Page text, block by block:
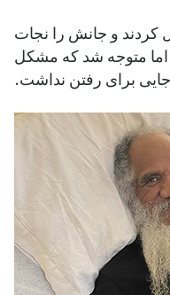
کردند و جانش را نجات
متوجه شد که مشکل
برای رفتن نداشت.